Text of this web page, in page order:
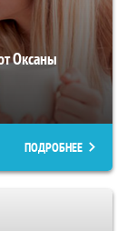
Оксаны
ПОДРОБНЕЕ